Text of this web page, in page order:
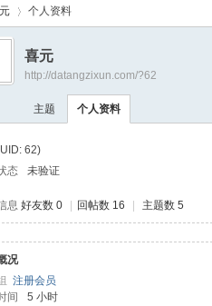
›
个人资料
喜元
http://datangzixun.com/?62
主题 个人资料
62)
态
未验证
息 好友数 0 回帖数 16 主题数 5
况
注册会员
间
5 小时